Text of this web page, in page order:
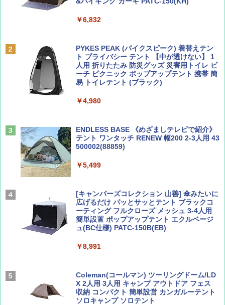
￥1,540
集】ボーイング110周年を祝して！
BE-PAL(ビ-パル) 2026年 9 月号【特別付録:
SOTO ミニマル"旅"財布 ランダム2種】
￥1,500
￥2,479
ァキア 2026～2027 地球の歩き方A ヨーロッ
￥2,277
新しい日本地理 地図・統計・移動から読み
解く (講談社現代新書)
￥1,540
￥6,832
PYKES PEAK (パイクスピーク) 着替えテン
ト プライバシー テント 【中が透けない】 1
人用 折りたたみ 防災グッズ 災害用トイレ ビ
ーチ ピクニック ポップアップテント 携帯 簡
易 トイレテント (ブラック)
￥4,980
ENDLESS BASE 《めざましテレビで紹介》
テント ワンタッチ RENEW 幅200 2-3人用 43
500002(88859)
￥5,499
[キャンパーズコレクション 山善] 傘みたいに
広げるだけ パッとサッとテント ブラックコ
ーティング フルクローズ メッシュ 3-4人用
簡単設置 ポップアップテント エクルベージ
ュ(BC仕様) PATC-150B(EB)
￥8,991
Coleman(コールマン) ツーリングドーム/LD
X 2人用 3人用 キャンプ アウトドア フェス
収納 コンパクト 簡単設営 カンガルーテント
ソロキャンプ ソロテント